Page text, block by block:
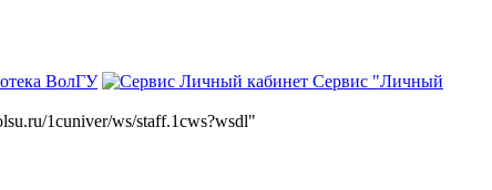
ВолГУ
Сервис "Личный
1cuniver/ws/staff.1cws?wsdl"